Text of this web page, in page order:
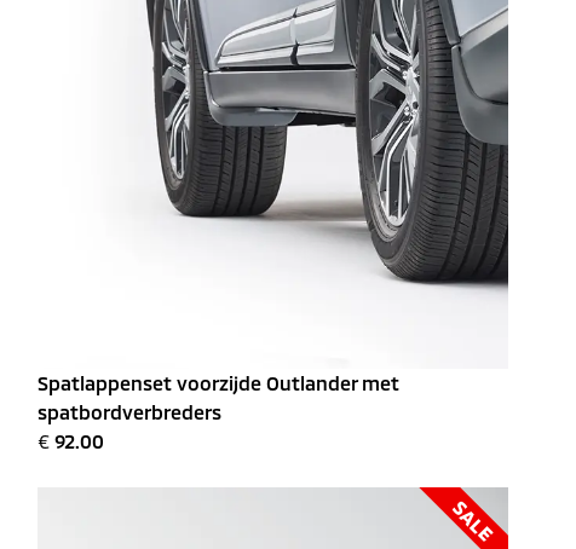
Spatlappenset voorzijde Outlander met
spatbordverbreders
€ 92.00
SALE